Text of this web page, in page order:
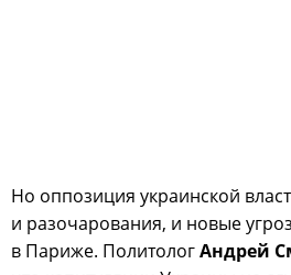
Но оппозиция украинской
и разочарования, и новые
в Париже. ПолитологАндрей